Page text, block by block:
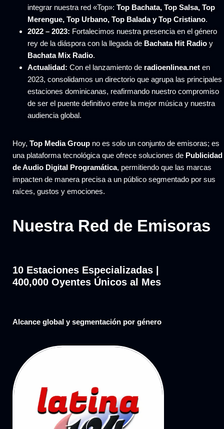
integrar nuestra red «Top»: Top Bachata, Top Salsa, Top
Merengue, Top Urbano, Top Balada y Top Cristiano.
2022 – 2023: Fortalecimos nuestra presencia en el género
rey de la diáspora con la llegada de Bachata Hit Radio y
Bachata Mix Radio.
Actualidad: Con el lanzamiento de radioenlinea.net en
2023, consolidamos un directorio que agrupa las principales
estaciones dominicanas, reafirmando nuestro compromiso
de ser el puente definitivo entre la mejor música y nuestra
audiencia global.
Hoy, Top Media Group no es solo un conjunto de emisoras; es
una plataforma tecnológica que ofrece soluciones de Publicidad
de Audio Digital Programática, permitiendo que las marcas
impacten de manera precisa a un público segmentado por sus
raíces, gustos y emociones.
Nuestra Red de Emisoras
10 Estaciones Especializadas |
400,000 Oyentes Únicos al Mes
Alcance global y segmentación por género